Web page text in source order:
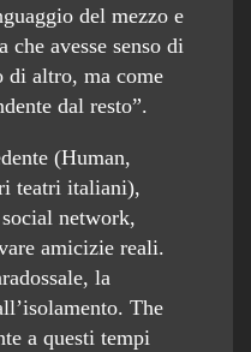
del mezzo e
che avesse senso di
di altro, ma come
dal resto”.
(Human,
teatri italiani),
network,
amicizie reali.
la
The
a questi tempi